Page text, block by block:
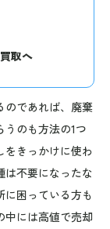
取へ
のであれば、廃棄
うのも方法の1つ
をきっかけに使わ
は不要になったな
に困っている方も
中には高値で売却